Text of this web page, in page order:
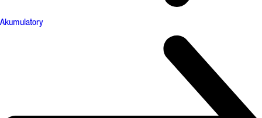
Akumulatory